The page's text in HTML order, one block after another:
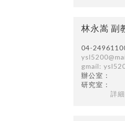
林永嵩 副
04-
gmail:
辦公室：
研究室：
詳